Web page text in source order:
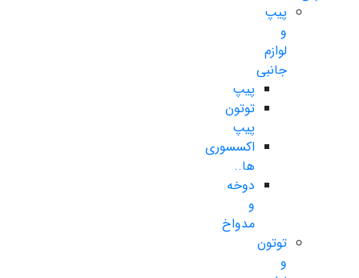
پیپ
و
لوازم
جانبی
پیپ
توتون
پیپ
اکسسوری
ها..
دوخه
و
مدواخ
توتون
و